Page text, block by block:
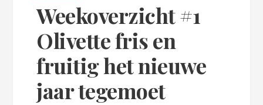
Weekoverzicht #1
Olivette fris en
fruitig het nieuwe
jaar tegemoet